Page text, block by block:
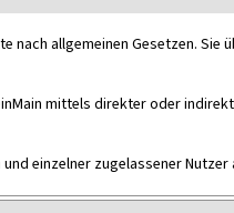
nach allgemeinen Gesetzen.
mittels direkter oder
einzelner zugelassener